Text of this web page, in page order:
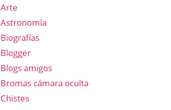
Arte
Astronomía
Biografías
Blogger
Blogs amigos
Bromas cámara oculta
Chistes